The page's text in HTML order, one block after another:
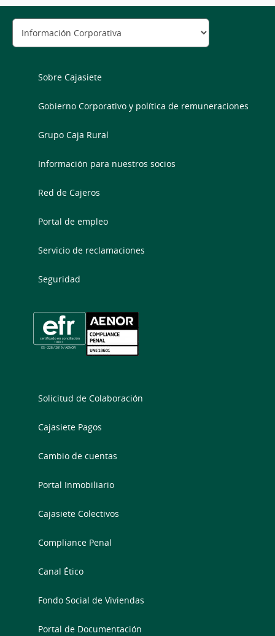
Sobre Cajasiete
Gobierno Corporativo y política de remuneraciones
Grupo Caja Rural
Información para nuestros socios
Red de Cajeros
Portal de empleo
Servicio de reclamaciones
Seguridad
Solicitud de Colaboración
Cajasiete Pagos
Cambio de cuentas
Portal Inmobiliario
Cajasiete Colectivos
Compliance Penal
Canal Ético
Fondo Social de Viviendas
Portal de Documentación